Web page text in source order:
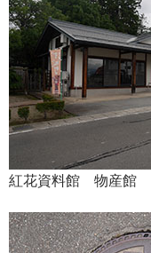
紅花資料館 物産館